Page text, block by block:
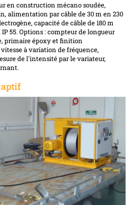
en construction mécano soudée,
alimentation par câble de 30 m en 230
capacité de câble de 180 m
55. Options : compteur de longueur
primaire époxy et finition
à variation de fréquence,
de l'intensité par le variateur,